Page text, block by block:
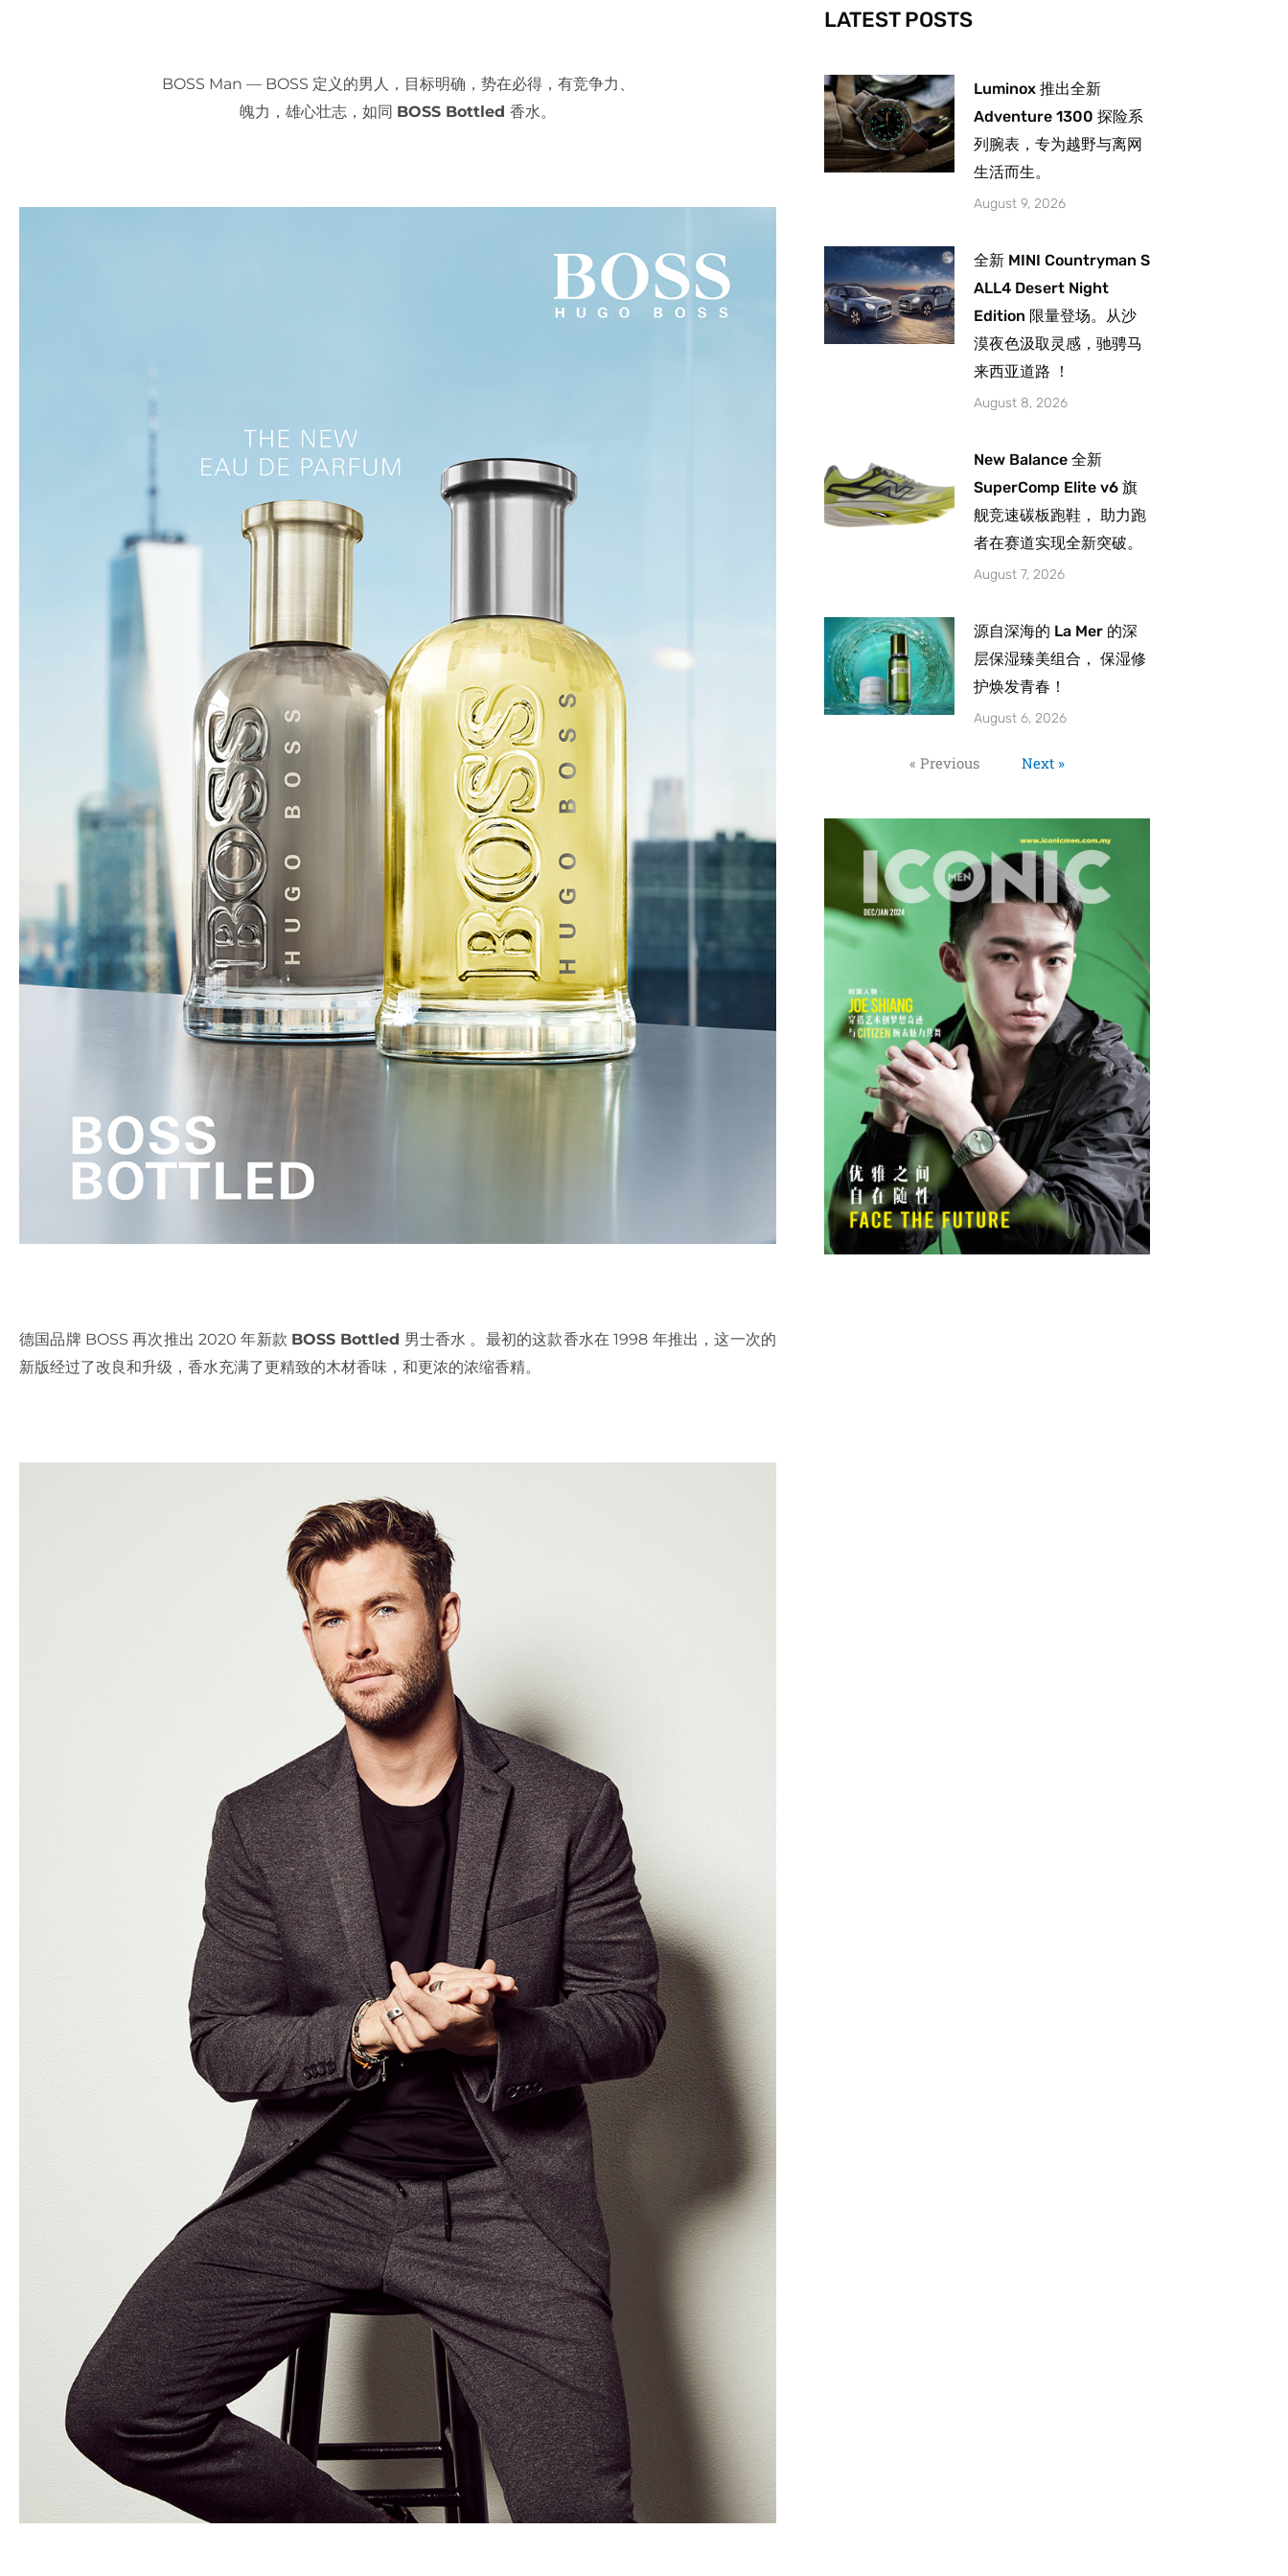
BOSS Man — BOSS 定义的男人，目标明确，势在必得，有竞争力、
魄力，雄心壮志，如同 BOSS Bottled 香水。
德国品牌 BOSS 再次推出 2020 年新款 BOSS Bottled 男士香水 。最初的这款香水在 1998 年推出，这一次的
新版经过了改良和升级，香水充满了更精致的木材香味，和更浓的浓缩香精。
-
f
m
LATEST POSTS
Luminox 推出全新
Adventure 1300 探险系
列腕表，专为越野与离网
生活而生。
August 9, 2026
全新 MINI Countryman S
ALL4 Desert Night
Edition 限量登场。从沙
漠夜色汲取灵感，驰骋马
来西亚道路 ！
August 8, 2026
New Balance 全新
SuperComp Elite v6 旗
舰竞速碳板跑鞋， 助力跑
者在赛道实现全新突破。
August 7, 2026
源自深海的 La Mer 的深
层保湿臻美组合， 保湿修
护焕发青春！
August 6, 2026
« Previous Next »